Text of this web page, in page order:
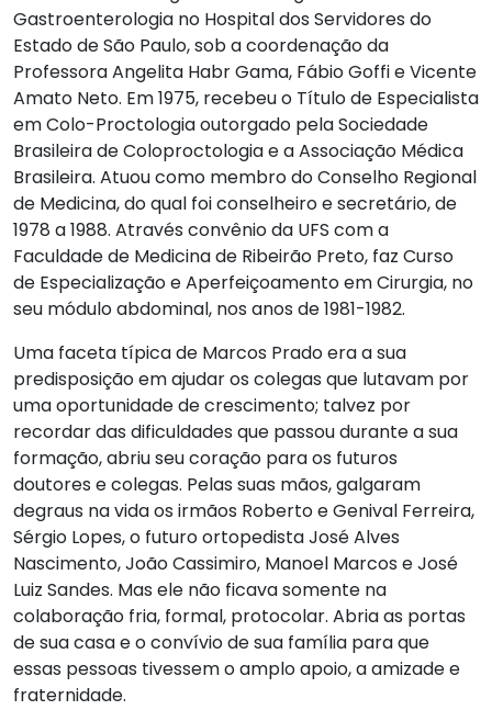
Gastroenterologia no Hospital dos Servidores do
Estado de São Paulo, sob a coordenação da
Professora Angelita Habr Gama, Fábio Goffi e Vicente
Amato Neto. Em 1975, recebeu o Título de Especialista
em Colo-Proctologia outorgado pela Sociedade
Brasileira de Coloproctologia e a Associação Médica
Brasileira. Atuou como membro do Conselho Regional
de Medicina, do qual foi conselheiro e secretário, de
1978 a 1988. Através convênio da UFS com a
Faculdade de Medicina de Ribeirão Preto, faz Curso
de Especialização e Aperfeiçoamento em Cirurgia, no
seu módulo abdominal, nos anos de 1981-1982.
Uma faceta típica de Marcos Prado era a sua
predisposição em ajudar os colegas que lutavam por
uma oportunidade de crescimento; talvez por
recordar das dificuldades que passou durante a sua
formação, abriu seu coração para os futuros
doutores e colegas. Pelas suas mãos, galgaram
degraus na vida os irmãos Roberto e Genival Ferreira,
Sérgio Lopes, o futuro ortopedista José Alves
Nascimento, João Cassimiro, Manoel Marcos e José
Luiz Sandes. Mas ele não ficava somente na
colaboração fria, formal, protocolar. Abria as portas
de sua casa e o convívio de sua família para que
essas pessoas tivessem o amplo apoio, a amizade e
fraternidade.